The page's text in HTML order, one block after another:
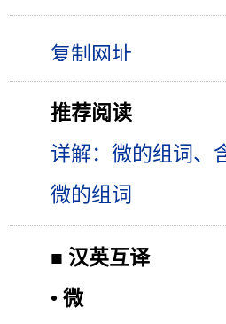
推荐阅读
详解：微的组词、
微的组词
■ 汉英互译
•微